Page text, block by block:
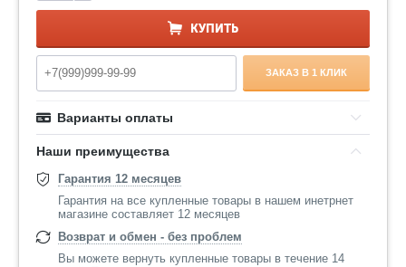
КУПИТЬ
ЗАКАЗ В 1 КЛИК
Варианты оплаты
Наши преимущества
Гарантия 12 месяцев
Гарантия на все купленные товары в нашем инетрнет
магазине составляет 12 месяцев
Возврат и обмен - без проблем
Вы можете вернуть купленные товары в течение 14